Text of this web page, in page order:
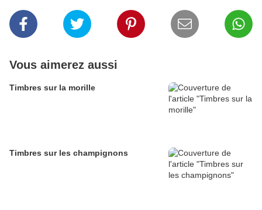
Vous aimerez aussi
Timbres sur la morille
Timbres sur les champignons